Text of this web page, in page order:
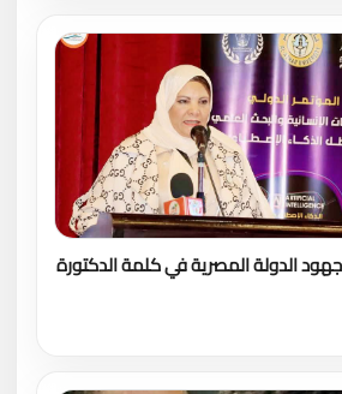
الدولة المصرية في كلمة الدكتورة